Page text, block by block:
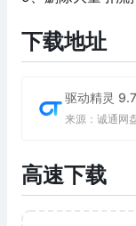
下载地址
来源：诚通网
高速下载